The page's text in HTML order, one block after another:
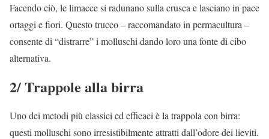
Facendo ciò, le limacce si radunano sulla crusca e lasciano in pace
ortaggi e fiori. Questo trucco – raccomandato in permacultura –
consente di “distrarre” i molluschi dando loro una fonte di cibo
alternativa.
2/ Trappole alla birra
Uno dei metodi più classici ed efficaci è la trappola con birra:
questi molluschi sono irresistibilmente attratti dall’odore dei lieviti.